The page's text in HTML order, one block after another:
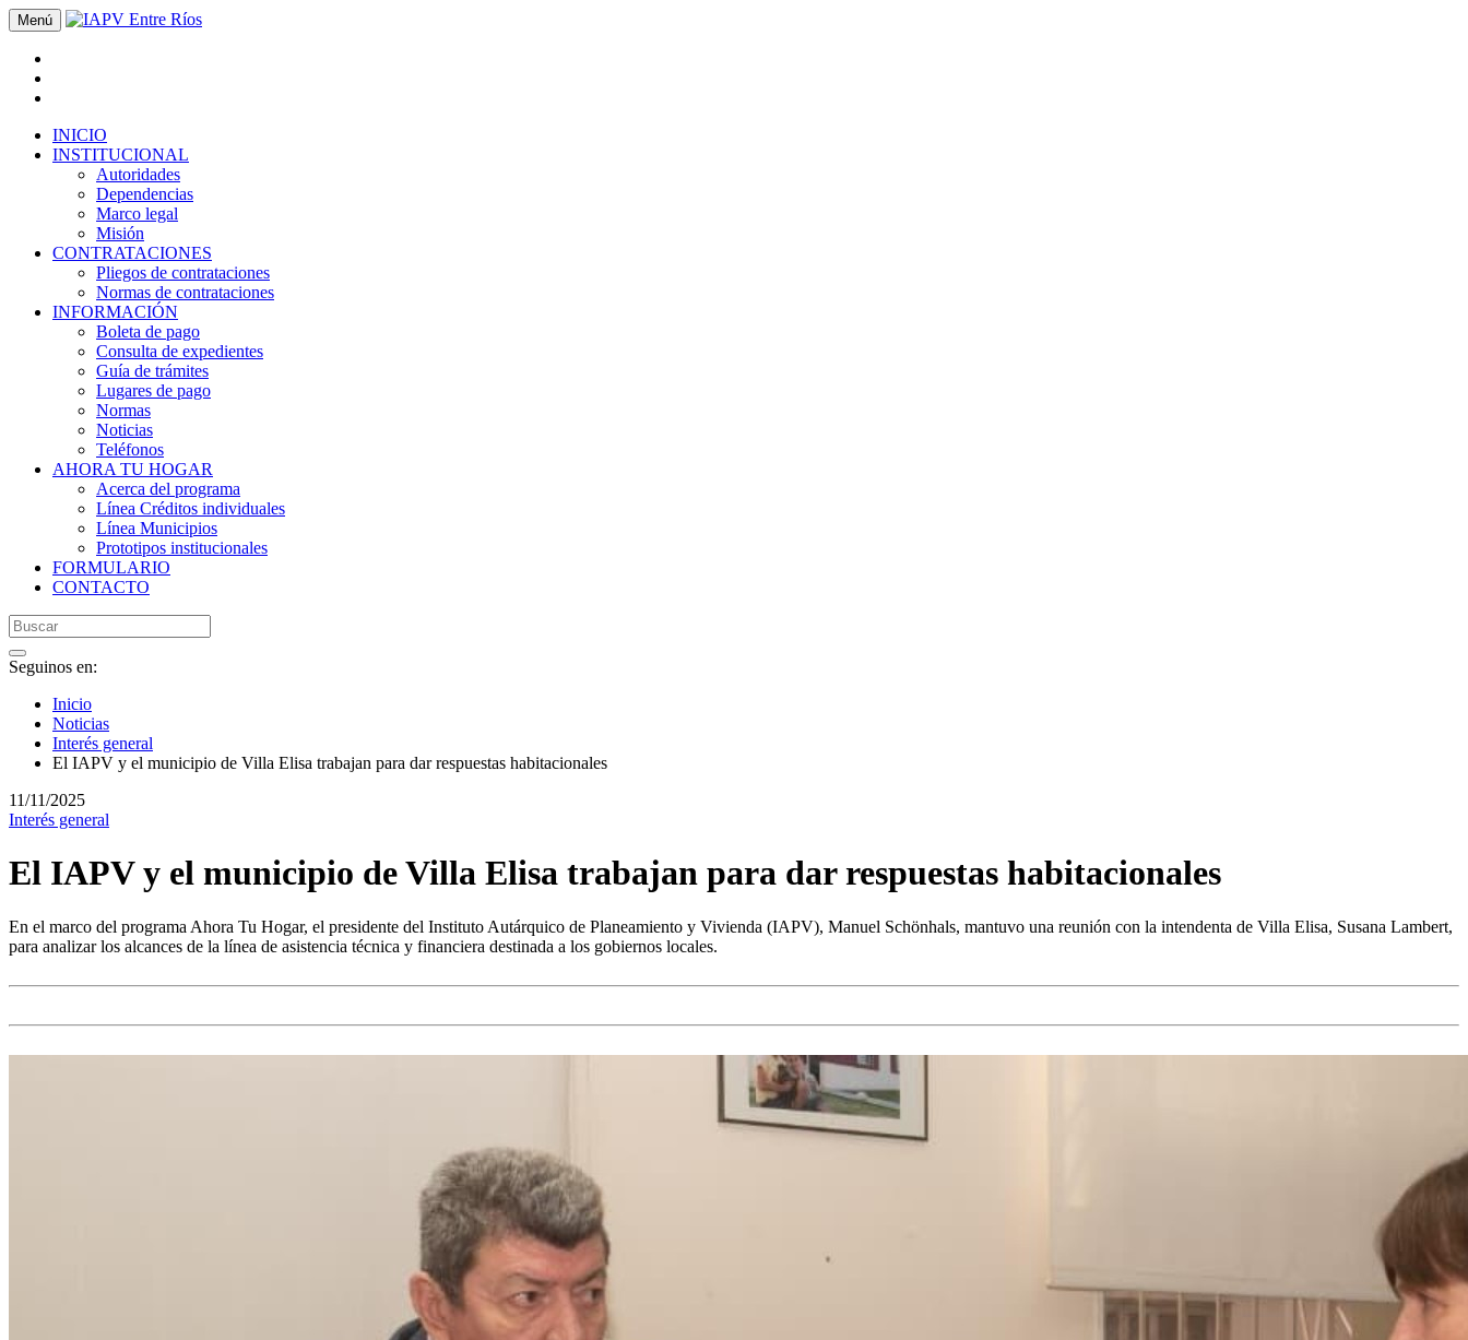
Menú
INICIO
INSTITUCIONAL
Autoridades
Dependencias
Marco legal
Misión
CONTRATACIONES
Pliegos de contrataciones
Normas de contrataciones
INFORMACIÓN
Boleta de pago
Consulta de expedientes
Guía de trámites
Lugares de pago
Normas
Noticias
Teléfonos
AHORA TU HOGAR
Acerca del programa
Línea Créditos individuales
Línea Municipios
Prototipos institucionales
FORMULARIO
CONTACTO
Seguinos en:
Inicio
Noticias
Interés general
El IAPV y el municipio de Villa Elisa trabajan para dar respuestas habitacionales
11/11/2025
Interés general
El IAPV y el municipio de Villa Elisa trabajan para dar respuestas habitacionales
En el marco del programa Ahora Tu Hogar, el presidente del Instituto Autárquico de Planeamiento y Vivienda (IAPV), Manuel Schönhals, mantuvo una reunión con la intendenta de Villa Elisa, Susana Lambert,
para analizar los alcances de la línea de asistencia técnica y financiera destinada a los gobiernos locales.